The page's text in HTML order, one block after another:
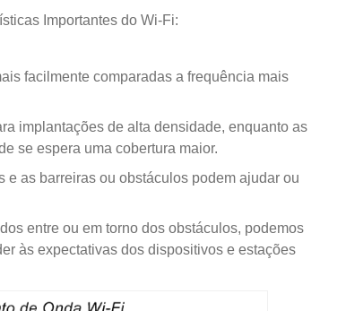
Importantes do Wi-Fi:
facilmente comparadas a frequência mais
implantações de alta densidade, enquanto as
se espera uma cobertura maior.
as barreiras ou obstáculos podem ajudar ou
entre ou em torno dos obstáculos, podemos
às expectativas dos dispositivos e estações